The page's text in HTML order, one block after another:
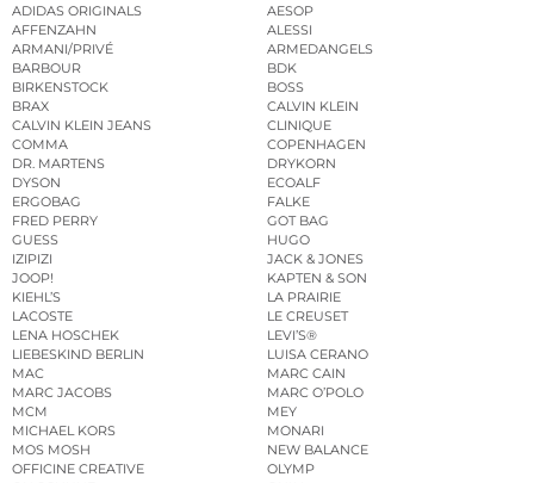
ADIDAS ORIGINALS
AESOP
AFFENZAHN
ALESSI
ARMANI/PRIVÉ
ARMEDANGELS
BARBOUR
BDK
BIRKENSTOCK
BOSS
BRAX
CALVIN KLEIN
CALVIN KLEIN JEANS
CLINIQUE
COMMA
COPENHAGEN
DR. MARTENS
DRYKORN
DYSON
ECOALF
ERGOBAG
FALKE
FRED PERRY
GOT BAG
GUESS
HUGO
IZIPIZI
JACK & JONES
JOOP!
KAPTEN & SON
KIEHL’S
LA PRAIRIE
LACOSTE
LE CREUSET
LENA HOSCHEK
LEVI’S®
LIEBESKIND BERLIN
LUISA CERANO
MAC
MARC CAIN
MARC JACOBS
MARC O’POLO
MCM
MEY
MICHAEL KORS
MONARI
MOS MOSH
NEW BALANCE
OFFICINE CREATIVE
OLYMP